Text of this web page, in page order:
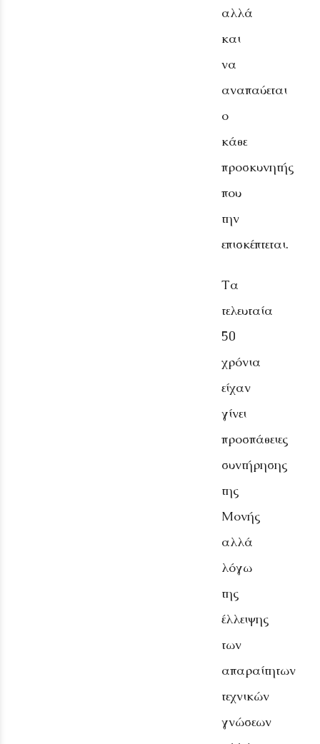
αλλά
και
να
αναπαύεται
ο
κάθε
προσκυνητής
που
την
επισκέπτεται.
Τα
τελευταία
50
χρόνια
είχαν
γίνει
προσπάθειες
συντήρησης
της
Μονής
αλλά
λόγω
της
έλλειψης
των
απαραίτητων
τεχνικών
γνώσεων